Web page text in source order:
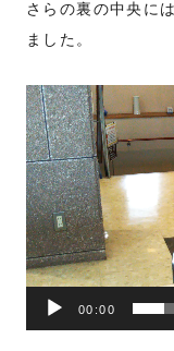
さらの裏の中央に
ました。
動
画
プ
レ
ー
ヤ
ー
00:00